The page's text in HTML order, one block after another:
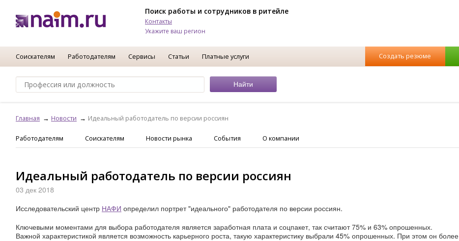
Поиск работы и сотрудников в ритейле
Контакты
Укажите ваш регион
Соискателям Работодателям Сервисы Статьи Платные услуги Создать резюме
Главная Новости Идеальный работодатель по версии россиян
Работодателям Соискателям Новости рынка События О компании
Идеальный работодатель по версии россиян
03 дек 2018
Исследовательский центр НАФИ определил портрет "идеального" работодателя по версии россиян.
Ключевыми моментами для выбора работодателя является заработная плата и соцпакет, так считают 75% и 63% опрошенных.
Важной характеристикой является возможность карьерного роста, такую характеристику выбрали 45% опрошенных. При этом он более